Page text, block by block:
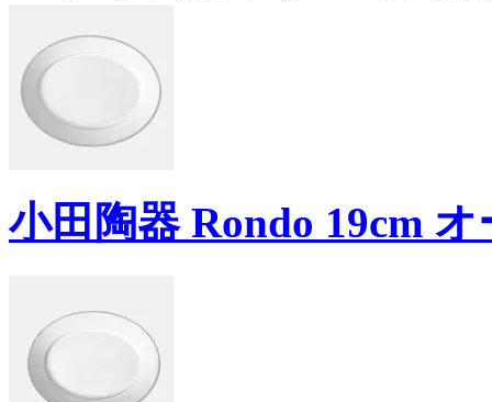
小田陶器 Rondo 19cm